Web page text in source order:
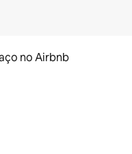
no Airbnb